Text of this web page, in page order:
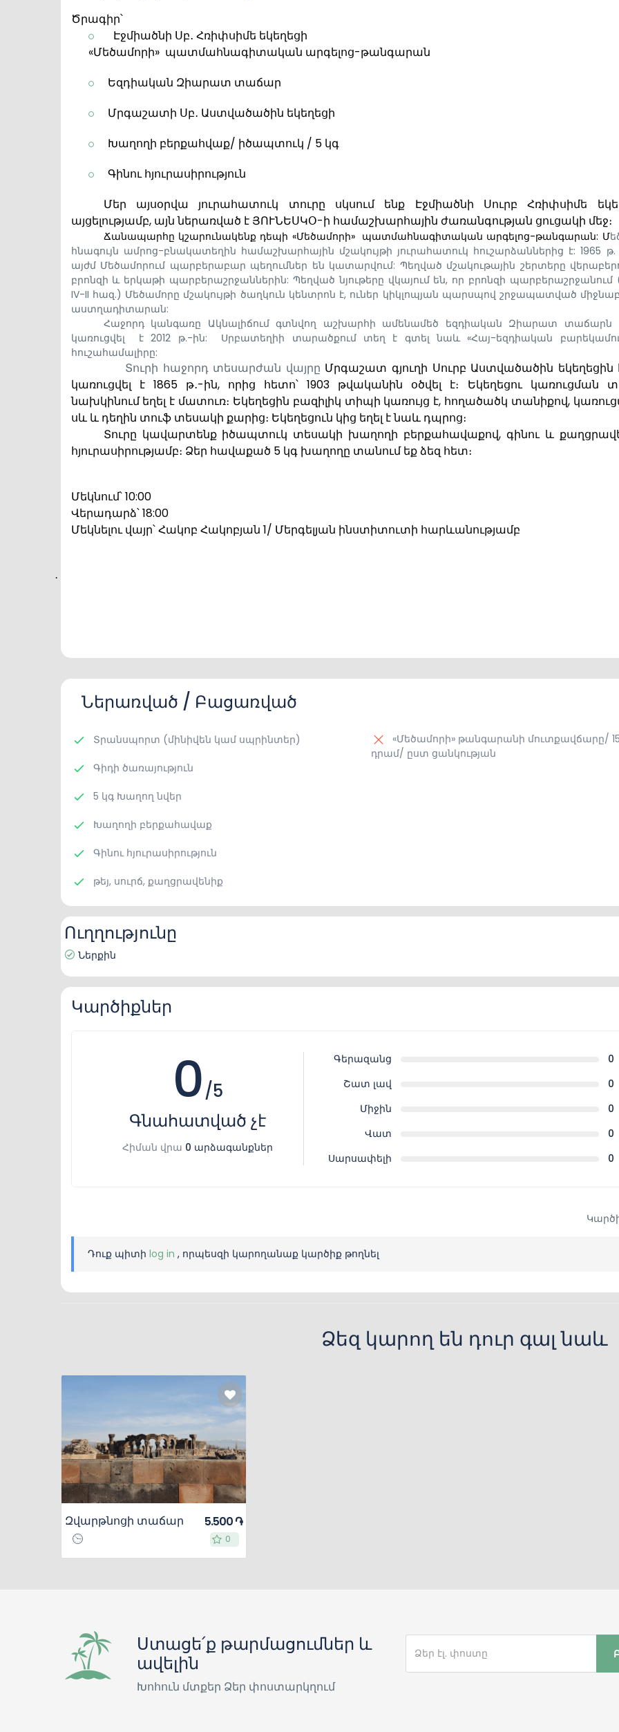
Ծրագիր՝
Էջմիածնի Սբ․ Հռիփսիմե եկեղեցի
«Մեծամորի» պատմահնագիտական արգելոց-թանգարան
Եզդիական Զիարատ տաճար
Մրգաշատի Սբ․ Աստվածածին եկեղեցի
Խաղողի բերքահվաք/ իծապտուկ / 5 կգ
Գինու հյուրասիրություն
Մեր այսօրվա յուրահատուկ տուրը սկսում ենք Էջմիածնի Սուրբ Հռիփսիմե
այցելությամբ, այն ներառված է ՅՈՒՆԵՍԿՕ-ի համաշխարհային ժառանգության ցուցակի մեջ։
Ճանապարհը կշարունակենք դեպի «Մեծամորի» պատմահնագիտական արգելոց-թանգարան: Մ
հնագույն ամրոց-բնակատեղին համաշխարհային մշակույթի յուրահատուկ հուշարձաններից է: 1965 թ.
այժմ Մեծամորում պարբերաբար պեղումներ են կատարվում: Պեղված մշակութային շերտերը
բրոնզի և երկաթի պարբերաշրջաններին: Պեղված նյութերը վկայում են, որ բրոնզի պարբերաշրջանում
IV-II հազ.) Մեծամորը մշակույթի ծաղկուն կենտրոն է, ուներ կիկլոպյան պարսպով շրջապատված
աստղադիտարան:
Հաջորդ կանգառը Ակնալիճում գտնվող աշխարհի ամենամեծ եզդիական Զիարատ տաճարն
կառուցվել
է 2012 թ.-ին:
Սրբատեղիի տարածքում տեղ է գտել նաև «Հայ-եզդիական
հուշահամալիրը:
Տուրի հաջորդ տեսարժան վայրը Մրգաշատ գյուղի Սուրբ Աստվածածին եկեղեցին
կառուցվել է 1865 թ․-ին, որից հետո՝ 1903 թվականին օծվել է։ Եկեղեցու կառուցման
նախկինում եղել է մատուռ։ Եկեղեցին բազիլիկ տիպի կառույց է, հողածածկ տանիքով,
սև և դեղին տուֆ տեսակի քարից։ Եկեղեցուն կից եղել է նաև դպրոց։
Տուրը կավարտենք իծապտուկ տեսակի խաղողի բերքահավաքով, գինու և
հյուրասիրությամբ։ Ձեր հավաքած 5 կգ խաղողը տանում եք ձեզ հետ։
Մեկնում՝ 10:00
Վերադարձ՝ 18:00
Մեկնելու վայր՝ Հակոբ Հակոբյան 1/ Մերգելյան ինստիտուտի հարևանությամբ
·
Ներառված / Բացառված
Տրանսպորտ (մինիվեն կամ սպրինտեր)
Գիդի ծառայություն
5 կգ Խաղող նվեր
Խաղողի բերքահավաք
Գինու հյուրասիրություն
թեյ, սուրճ, քաղցրավենիք
«Մեծամորի» թանգարանի մուտքավճարը/
դրամ/ ըստ ցանկության
Ուղղությունը
Ներքին
Կարծիքներ
0/5
Գնահատված չէ
Հիման վրա 0 արձագանքներ
Գերազանց
0
Շատ լավ
0
Միջին
0
Վատ
0
Սարսափելի
0
Դուք պիտի log in , որպեսզի կարողանաք կարծիք թողնել
Ձեզ կարող են դուր գալ նաև
Զվարթնոցի տաճար
0
0
5.500 ֏
Ստացե՛ք թարմացումներ և
ավելին
Խոհուն մտքեր Ձեր փոստարկղում